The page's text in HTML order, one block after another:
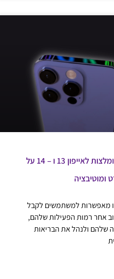
אפליקציות מומלצות לאייפון 13 ו – 14 על
ומוטיבציה
מאפשרות למשתמשים לקבל
אחר רמות הפעילות שלהם,
שלהם ולנהל את הבריאות